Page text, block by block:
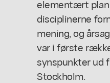
elementært plan
disciplinerne
mening, og
var i første
synspunkter ud
Stockholm.